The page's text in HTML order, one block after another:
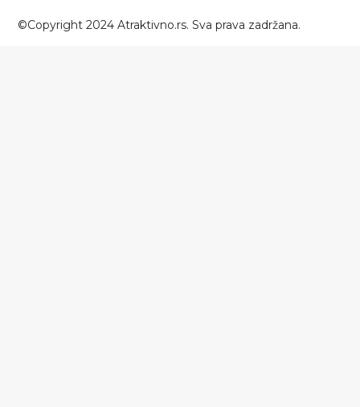
©Copyright 2024 Atraktivno.rs. Sva prava zadržana.